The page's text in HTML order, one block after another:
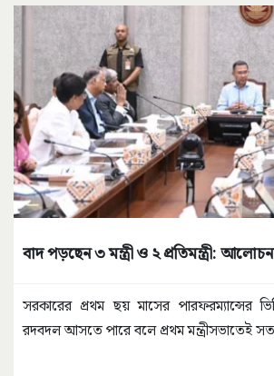
বাদ পড়ছেন ৩ মন্ত্রী ও ২ প্রতিমন্ত্রী:
সরকারের প্রথম ছয় মাসের পারফরম্যান্সের
রদবদল আসতে পারে বলে প্রথম মন্ত্রীসভাতেই